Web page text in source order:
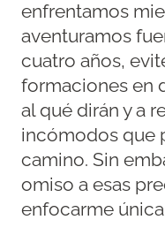
enfrentamos
aventuramos
cuatro años,
formaciones en
al qué dirán y a
incómodos que
camino. Sin
omiso a esas
enfocarme